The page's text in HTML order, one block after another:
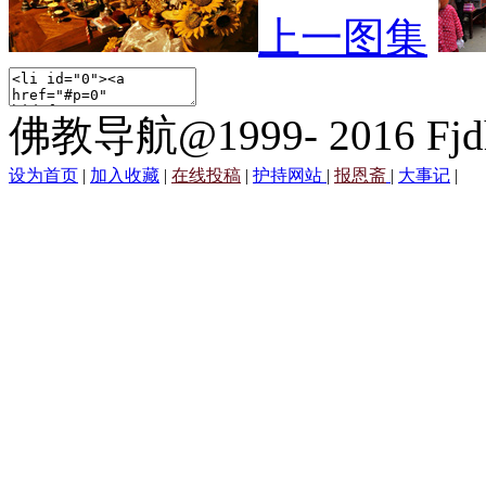
上一图集
佛教导航@1999- 2016
设为首页 | 加入收藏 | 在线投稿 | 护持网站 | 报恩斋 | 大事记 |